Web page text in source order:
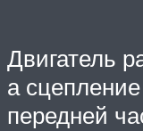
Двигатель
а
передней